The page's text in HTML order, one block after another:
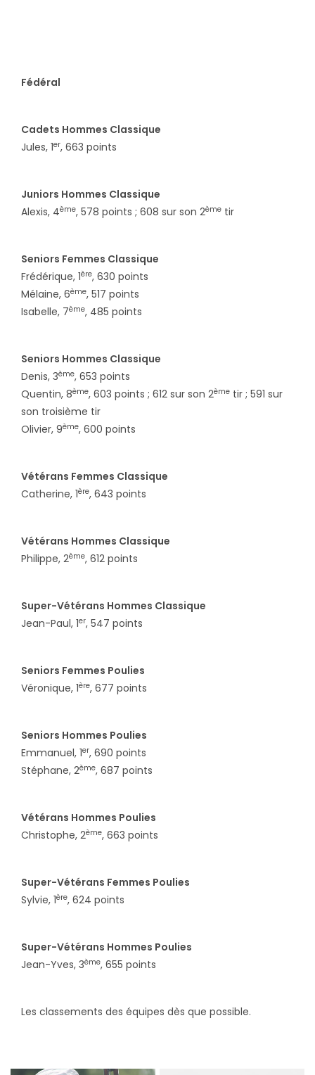
Fédéral
Cadets Hommes Classique
Jules, 1er, 663 points
Juniors Hommes Classique
Alexis, 4ème, 578 points ; 608 sur son 2ème tir
Seniors Femmes Classique
Frédérique, 1ère, 630 points
Mélaine, 6ème, 517 points
Isabelle, 7ème, 485 points
Seniors Hommes Classique
Denis, 3ème, 653 points
Quentin, 8ème, 603 points ; 612 sur son 2ème tir ; 591 sur
son troisième tir
Olivier, 9ème, 600 points
Vétérans Femmes Classique
Catherine, 1ère, 643 points
Vétérans Hommes Classique
Philippe, 2ème, 612 points
Super-Vétérans Hommes Classique
Jean-Paul, 1er, 547 points
Seniors Femmes Poulies
Véronique, 1ère, 677 points
Seniors Hommes Poulies
Emmanuel, 1er, 690 points
Stéphane, 2ème, 687 points
Vétérans Hommes Poulies
Christophe, 2ème, 663 points
Super-Vétérans Femmes Poulies
Sylvie, 1ère, 624 points
Super-Vétérans Hommes Poulies
Jean-Yves, 3ème, 655 points
Les classements des équipes dès que possible.